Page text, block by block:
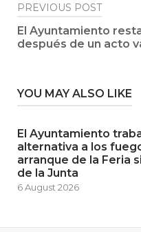
Post
navigation
PREVIOUS POST
El Ayuntamiento
después de un acto
YOU MAY ALSO LIKE
El Ayuntamiento
alternativa a los
arranque de la Feria
de la Junta
6 August 2026